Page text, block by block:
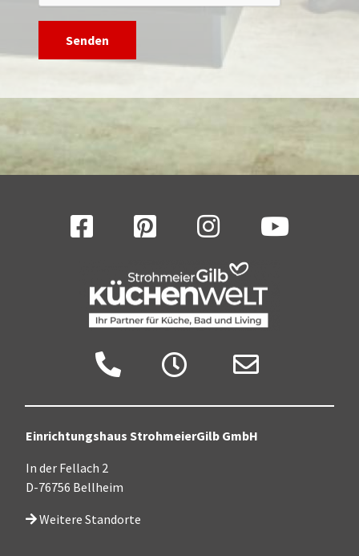
Facebook Pinterest Instagram YouTube
Zu den Öffnungszeiten
Einrichtungshaus StrohmeierGilb GmbH
In der Fellach 2
D-76756 Bellheim
Weitere Standorte